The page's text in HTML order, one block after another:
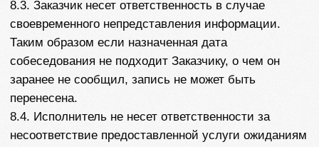
ВНЖ
Австралийская виза
Японская виза
Британская виза
Виза в Новую Зеландию
Авторские туры